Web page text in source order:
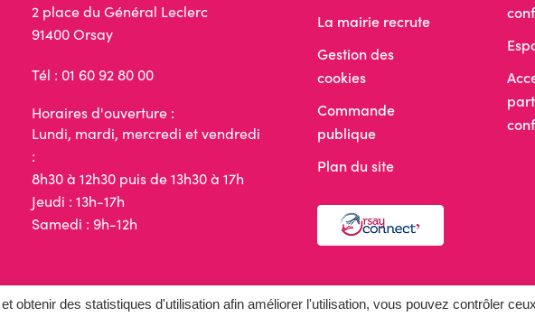
obtenir des statistiques d'utilisation afin améliorer l'utilisation, vous pouvez contrôler
2 place du Général Leclerc
91400 Orsay
Tél : 01 60 92 80 00
Horaires d'ouverture :
Lundi, mardi, mercredi et vendredi
:
8h30 à 12h30 puis de 13h30 à 17h
Jeudi : 13h-17h
Samedi : 9h-12h
La mairie recrute
Gestion des
cookies
Commande
publique
Plan du site